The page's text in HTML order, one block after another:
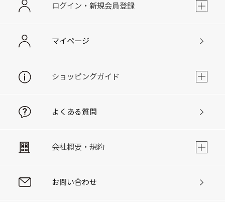
ログイン・新規会員登録
マイページ
ショッピングガイド
よくある質問
会社概要・規約
お問い合わせ